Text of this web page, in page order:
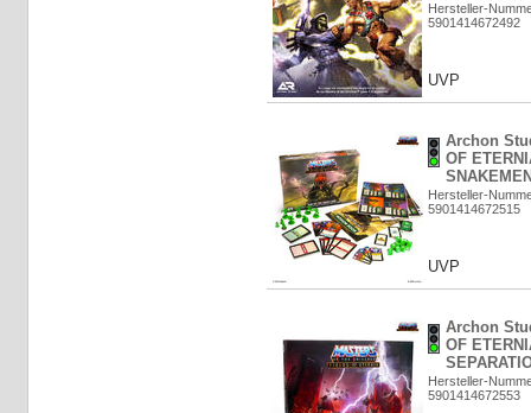
Hersteller-
5901414672492
UVP
Archon
OF
Hersteller-
5901414672515
UVP
Archon
OF
Hersteller-
5901414672553